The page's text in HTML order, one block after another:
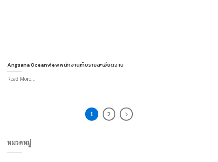
หมวดหมู่
Angsana Oceanview พนักงานเก็บรายละเอียดงาน
Read More...
1 2